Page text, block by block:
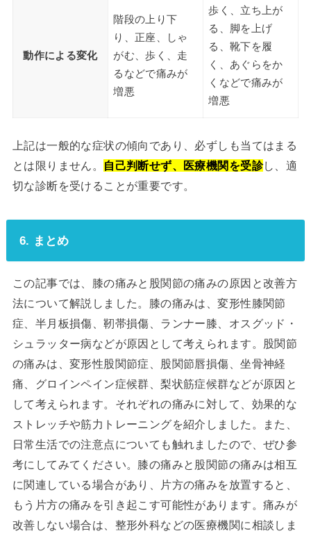
動作による変化
階段の上り下
り、正座、しゃ
がむ、歩く、走
るなどで痛みが
増悪
歩く、立ち上が
る、脚を上げ
る、靴下を履
く、あぐらをか
くなどで痛みが
増悪
上記は一般的な症状の傾向であり、必ずしも当てはまる
とは限りません。 自己判断せず、医療機関を受診し、適
切な診断を受けることが重要です。
6. まとめ
この記事では、膝の痛みと股関節の痛みの原因と改善方
法について解説しました。膝の痛みは、変形性膝関節
症、半月板損傷、靭帯損傷、ランナー膝、オスグッド・
シュラッター病などが原因として考えられます。股関節
の痛みは、変形性股関節症、股関節唇損傷、坐骨神経
痛、グロインペイン症候群、梨状筋症候群などが原因と
して考えられます。それぞれの痛みに対して、効果的な
ストレッチや筋力トレーニングを紹介しました。また、
日常生活での注意点についても触れましたので、ぜひ参
考にしてみてください。膝の痛みと股関節の痛みは相互
に関連している場合があり、片方の痛みを放置すると、
もう片方の痛みを引き起こす可能性があります。痛みが
改善しない場合は、整形外科などの医療機関に相談しま